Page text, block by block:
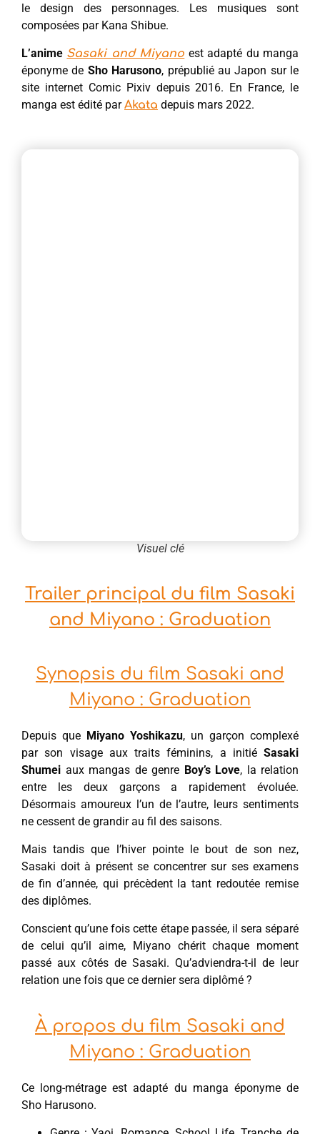
le design des personnages. Les musiques sont
composées par Kana Shibue.
L’anime Sasaki and Miyano est adapté du manga
éponyme de Sho Harusono, prépublié au Japon sur le
site internet Comic Pixiv depuis 2016. En France, le
manga est édité parAkata depuis mars 2022.
Visuel clé
Trailer principal du film Sasaki
and Miyano : Graduation
Synopsis du film Sasaki and
Miyano : Graduation
Depuis que Miyano Yoshikazu, un garçon complexé
par son visage aux traits féminins, a initié Sasaki
Shumei aux mangas de genre Boy’s Love, la relation
entre les deux garçons a rapidement évoluée.
Désormais amoureux l’un de l’autre, leurs sentiments
ne cessent de grandir au fil des saisons.
Mais tandis que l’hiver pointe le bout de son nez,
Sasaki doit à présent se concentrer sur ses examens
de fin d’année, qui précèdent la tant redoutée remise
des diplômes.
Conscient qu’une fois cette étape passée, il sera séparé
de celui qu’il aime, Miyano chérit chaque moment
passé aux côtés de Sasaki. Qu’adviendra-t-il de leur
relation une fois que ce dernier sera diplômé ?
À propos du film Sasaki and
Miyano : Graduation
Ce long-métrage est adapté du manga éponyme de
Sho Harusono.